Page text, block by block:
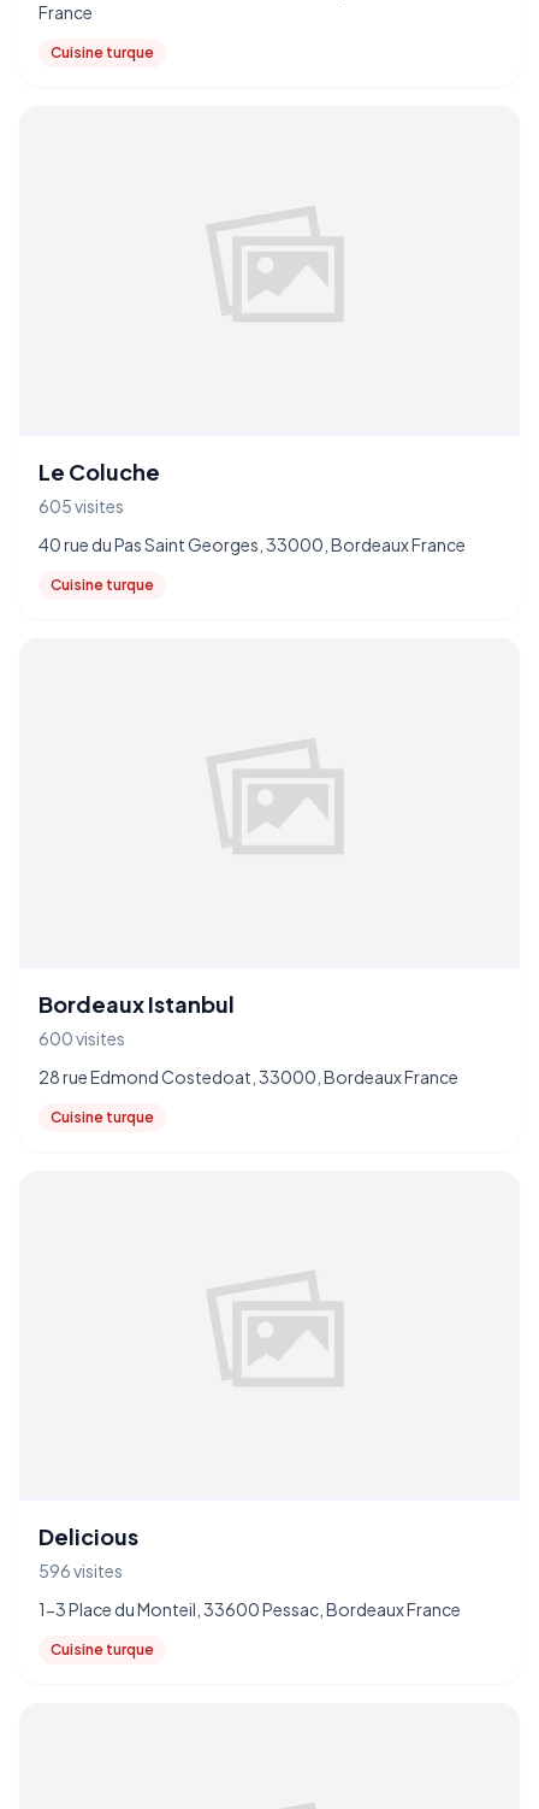
France
Cuisine turque
Le Coluche
605 visites
40 rue du Pas Saint Georges, 33000, Bordeaux France
Cuisine turque
Bordeaux Istanbul
600 visites
28 rue Edmond Costedoat, 33000, Bordeaux France
Cuisine turque
Delicious
596 visites
1-3 Place du Monteil, 33600 Pessac, Bordeaux France
Cuisine turque